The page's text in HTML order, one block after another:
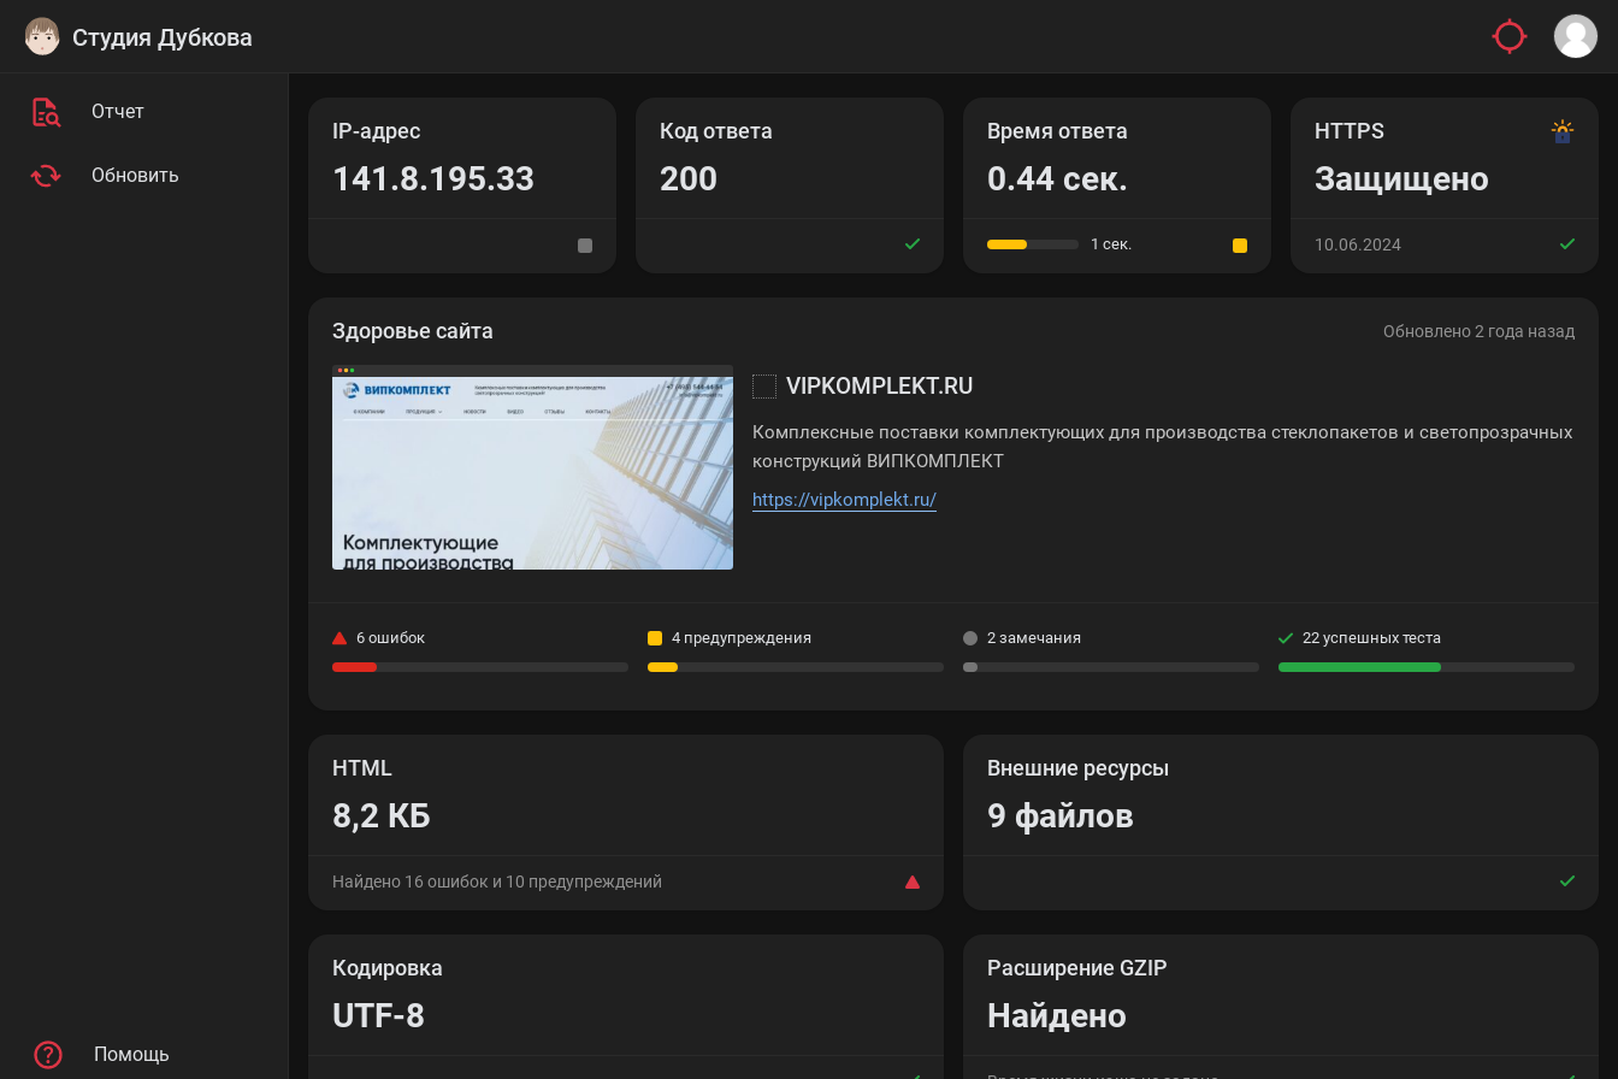
Студия Дубкова
Отчет
Обновить
Помощь
IP-адрес
141.8.195.33
Код ответа
200
Время ответа
0.44 сек.
1 сек.
HTTPS
Защищено
10.06.2024
Здоровье сайта Обновлено 2 года назад
VIPKOMPLEKT.RU
Комплексные поставки комплектующих для производства стеклопакетов и светопрозрачных
конструкций ВИПКОМПЛЕКТ
https://vipkomplekt.ru/
6 ошибок 4 предупреждения 2 замечания 22 успешных теста
HTML
8,2 КБ
Найдено 16 ошибок и 10 предупреждений
Внешние ресурсы
9 файлов
Кодировка
UTF-8
Расширение GZIP
Найдено